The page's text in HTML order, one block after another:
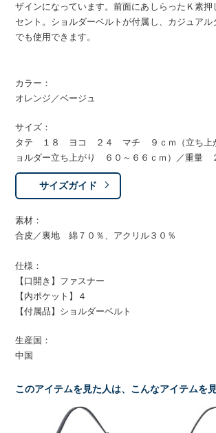
ザインになっています。前面にあしらったＫ素押
セント。ショルダーベルトが付属し、カジュアル
でも使用できます。
カラー：
オレンジ／ベージュ
サイズ：
タテ １８ ヨコ ２４ マチ ９ｃｍ（立ち上
ョルダー立ち上がり ６０～６６ｃｍ）／重量
サイズガイド
素材：
合皮／裏地 綿７０％、アクリル３０％
仕様：
【口開き】ファスナー
【内ポケット】４
【付属品】ショルダーベルト
生産国：
中国
このアイテムを見た人は、こんなアイテムを